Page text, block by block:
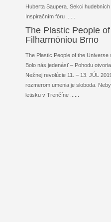
Huberta Saupera. Sekci
Inspiračním fóru ...
The Plastic People
Filharmóniou Brno
The Plastic People of the
Bolo nás jedenásť – Pohodu
Nežnej revolúcie 11. – 13. JÚL
rozmerom umenia je sloboda.
letisku v Trenčíne ...